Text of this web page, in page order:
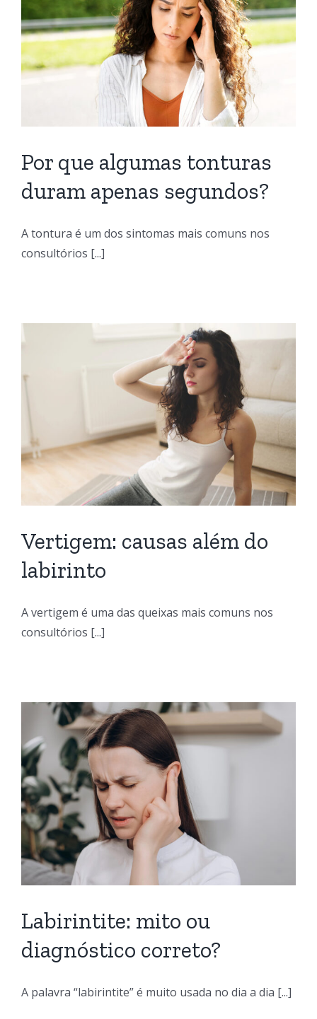
Por que algumas tonturas
duram apenas segundos?
A tontura é um dos sintomas mais comuns nos
consultórios [...]
Vertigem: causas além do
labirinto
A vertigem é uma das queixas mais comuns nos
consultórios [...]
Labirintite: mito ou
diagnóstico correto?
A palavra “labirintite” é muito usada no dia a dia [...]